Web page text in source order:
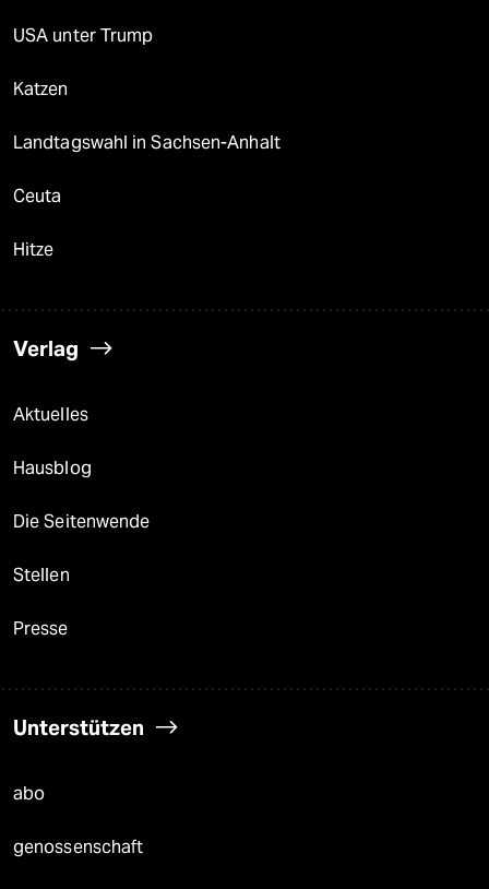
USA unter Trump
Katzen
Landtagswahl in Sachsen-Anhalt
Ceuta
Hitze
Verlag
Aktuelles
Hausblog
Die Seitenwende
Stellen
Presse
Unterstützen
abo
genossenschaft